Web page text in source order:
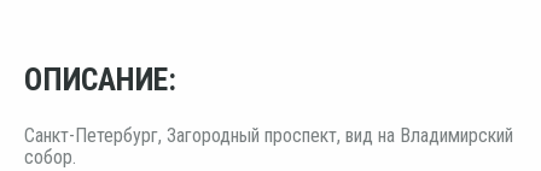
ОПИСАНИЕ:
Санкт-Петербург, Загородный проспект, вид на Владимирский
собор.